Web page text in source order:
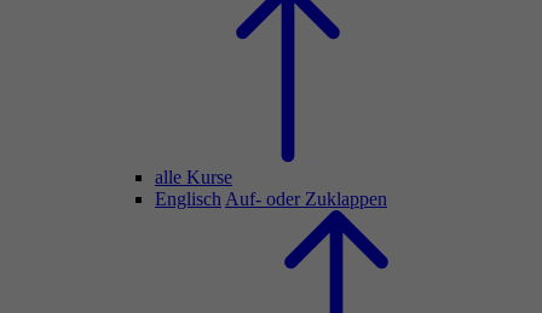
alle Kurse
Englisch Auf- oder Zuklappen